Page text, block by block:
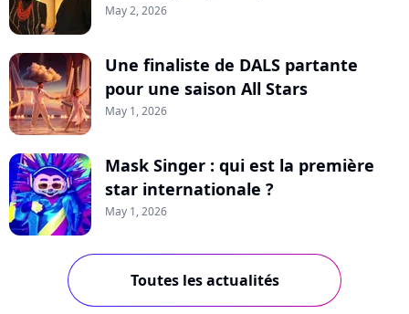
May 2, 2026
Une finaliste de DALS partante
pour une saison All Stars
May 1, 2026
Mask Singer : qui est la première
star internationale ?
May 1, 2026
Toutes les actualités